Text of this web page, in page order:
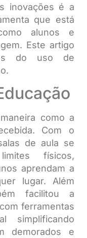
inovações é a
que está
alunos e
Este artigo
do uso de
como a
Com o
de aula se
físicos,
aprendam a
lugar. Além
facilitou a
ferramentas
simplificando
demorados e